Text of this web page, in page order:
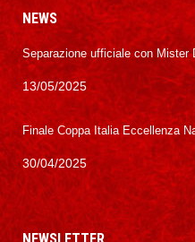
NEWS
Separazione ufficiale con
13/05/2025
Finale Coppa Italia Eccellenza
30/04/2025